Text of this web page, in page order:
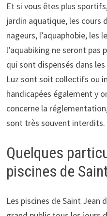
Et si vous êtes plus
jardin aquatique, les cours
nageurs, l’aquaphobie, les
l’aquabiking ne seront pas
qui sont dispensés dans
Luz sont soit collectifs ou
handicapées également y
concerne la
sont très souvent interdits.
Quelques
piscines de
Les piscines de Saint Jean